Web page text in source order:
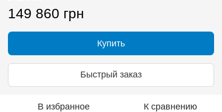
149 860 грн
Купить
Быстрый заказ
В избранное К сравнению